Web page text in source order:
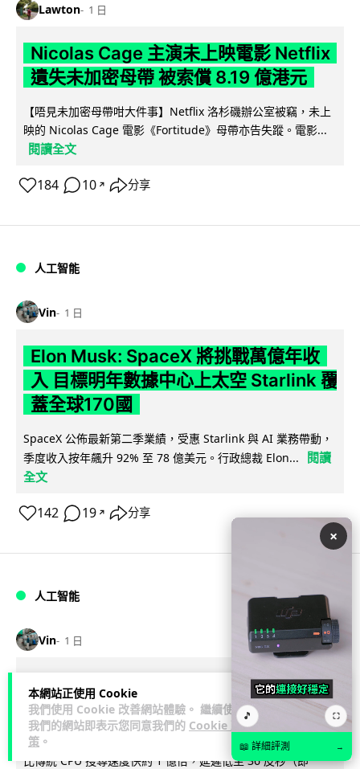
本網站正使用 Cookie
我們使用 Cookie 改善網站體驗。 繼續使用
我們的網站即表示您同意我們的 Cookie 政
策 。
Lawton 1 日
Nicolas Cage 主演未上映電影 Netflix
遺失未加密母帶 被索償 8.19 億港元
【唔見未加密母帶咁大件事】Netflix 洛杉磯辦公室被竊，未上
映的 Nicolas Cage 電影《Fortitude》母帶亦告失蹤。電影...
閱讀全文
184 10 ↗ 分享
人工智能
Vin 1 日
Elon Musk: SpaceX 將挑戰萬億年收
入 目標明年數據中心上太空 Starlink 覆
蓋全球170國
SpaceX 公佈最新第二季業績，受惠 Starlink 與 AI 業務帶動，
季度收入按年飆升 92% 至 78 億美元。行政總裁 Elon...
閱讀
全文
142 19 ↗ 分享
人工智能
Vin 1 日
港大研原子級新晶片 AI 搜尋速度提升
一億倍 手機人臉識別免上雲端
香港大學團隊成功研發原子級厚度的「模擬存內搜尋」晶片，
比傳統 CPU 搜尋速度快約 1 億倍，延遲低至 36 皮秒（即
×
🎵 ⛶
📖 詳細評測 →